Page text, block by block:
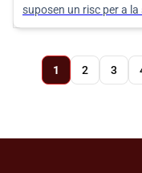
suposen un risc per a
Pàgina
actual
1 Pàgina
2 Pàgina
3